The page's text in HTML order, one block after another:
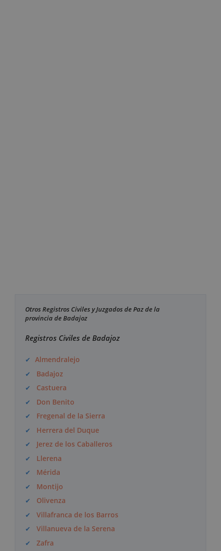
Otros Registros Civiles y Juzgados de Paz de la
provincia de Badajoz
Registros Civiles de Badajoz
Almendralejo
Badajoz
Castuera
Don Benito
Fregenal de la Sierra
Herrera del Duque
Jerez de los Caballeros
Llerena
Mérida
Montijo
Olivenza
Villafranca de los Barros
Villanueva de la Serena
Zafra